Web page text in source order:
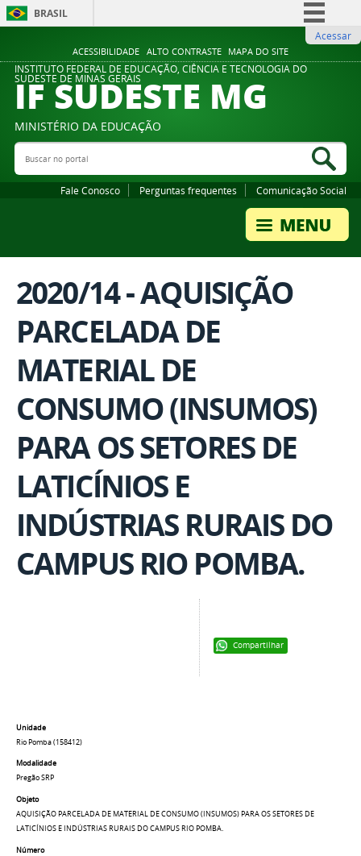
ACESSIBILIDADE ALTO CONTRASTE MAPA DO SITE
BRASIL
Comunica BR
Participe
Legislação
Acessar
INSTITUTO FEDERAL DE EDUCAÇÃO, CIÊNCIA E TECNOLOGIA DO
SUDESTE DE MINAS GERAIS
IF SUDESTE MG
MINISTÉRIO DA EDUCAÇÃO
Buscar no portal
Fale Conosco Perguntas frequentes Comunicação Social
2020/14 - AQUISIÇÃO
PARCELADA DE
MATERIAL DE
CONSUMO (INSUMOS)
PARA OS SETORES DE
LATICÍNIOS E
INDÚSTRIAS RURAIS DO
CAMPUS RIO POMBA.
Compartilhar
Unidade
Rio Pomba (158412)
Modalidade
Pregão SRP
Objeto
AQUISIÇÃO PARCELADA DE MATERIAL DE CONSUMO (INSUMOS) PARA OS SETORES DE
LATICÍNIOS E INDÚSTRIAS RURAIS DO CAMPUS RIO POMBA.
Número